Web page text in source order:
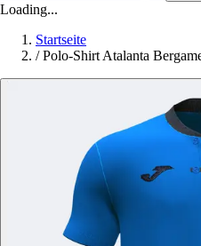
Loading...
Startseite
/ Polo-Shirt Atalanta